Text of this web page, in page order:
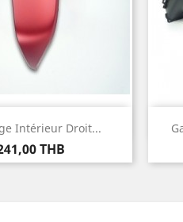
Intérieur Droit...
THB
rapide